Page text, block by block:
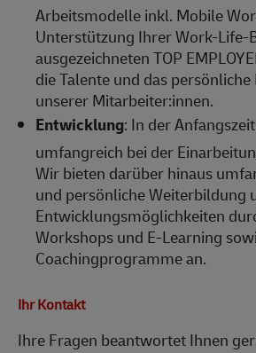
Arbeitsmodelle inkl. Mobile
Unterstützung Ihrer Work-Life-
ausgezeichneten TOP
die Talente und das
unserer Mitarbeiter:innen.
Entwicklung: In der
umfangreich bei der
Wir bieten darüber hinaus
und persönliche Weiterbildung
Entwicklungsmöglichkeiten
Workshops und E-Learning
Coachingprogramme an.
Ihr Kontakt
Ihre Fragen beantwortet Ihnen